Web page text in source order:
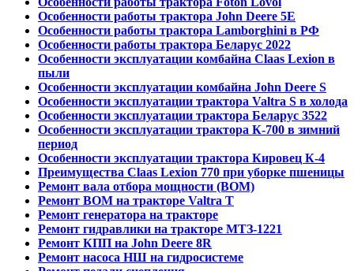
Особенности работы трактора John Deere 5E
Особенности работы трактора Lamborghini в РФ
Особенности работы трактора Беларус 2022
Особенности эксплуатации комбайна Claas Lexion в
пыли
Особенности эксплуатации комбайна John Deere S
Особенности эксплуатации трактора Valtra S в холода
Особенности эксплуатации трактора Беларус 3522
Особенности эксплуатации трактора К-700 в зимний
период
Особенности эксплуатации трактора Кировец К-4
Преимущества Claas Lexion 770 при уборке пшеницы
Ремонт вала отбора мощности (ВОМ)
Ремонт ВОМ на тракторе Valtra T
Ремонт генератора на тракторе
Ремонт гидравлики на тракторе МТЗ-1221
Ремонт КПП на John Deere 8R
Ремонт насоса НШ на гидросистеме